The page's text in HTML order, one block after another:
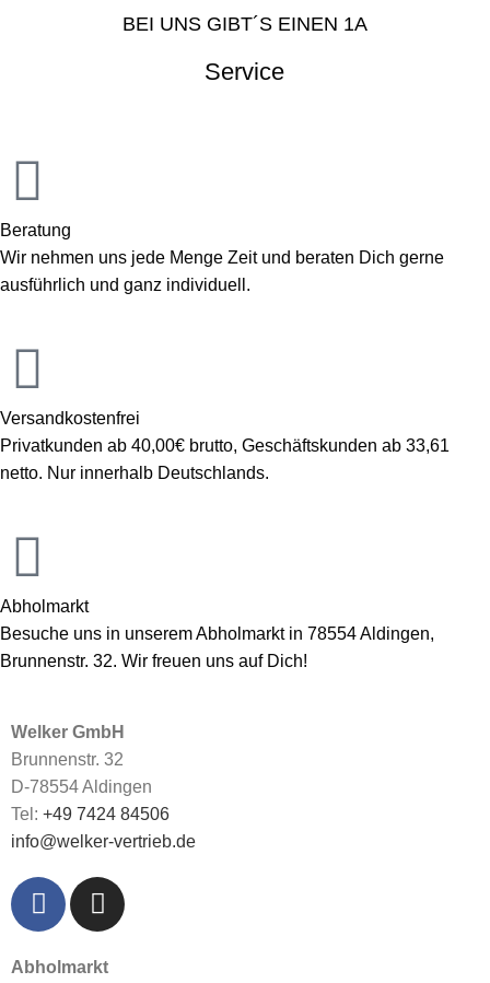
BEI UNS GIBT´S EINEN 1A
Service
Beratung
Wir nehmen uns jede Menge Zeit und beraten Dich gerne
ausführlich und ganz individuell.
Versandkostenfrei
Privatkunden ab 40,00€ brutto, Geschäftskunden ab 33,61
netto. Nur innerhalb Deutschlands.
Abholmarkt
Besuche uns in unserem Abholmarkt in 78554 Aldingen,
Brunnenstr. 32. Wir freuen uns auf Dich!
Welker GmbH
Brunnenstr. 32
D-78554 Aldingen
Tel: +49 7424 84506
info@welker-vertrieb.de
Abholmarkt